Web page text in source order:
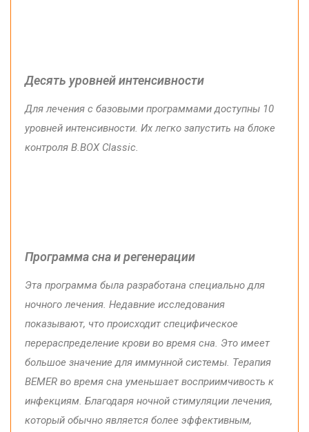
Десять уровнейинтенсивности
Для лечения с базовыми программами доступны 10
уровней интенсивности. Их легко запустить на блоке
контроля B.BOX Classic.
Программа сна и регенерации
Эта программа была разработана специально для
ночного лечения. Недавние исследования
показывают, что происходит специфическое
перераспределение крови во время сна. Это имеет
большое значение для иммунной системы. Терапия
BEMER во время сна уменьшает восприимчивость к
инфекциям. Благодаря ночной стимуляции лечения,
который обычно является более эффективным,